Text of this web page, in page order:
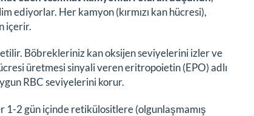
ediyorlar. Her kamyon (kırmızı kan hücresi),
içerir.
Böbrekleriniz kan oksijen seviyelerini izler ve
üretmesi sinyali veren eritropoietin (EPO) adlı
RBC seviyelerini korur.
2 gün içinde retikülositlere (olgunlaşmamış